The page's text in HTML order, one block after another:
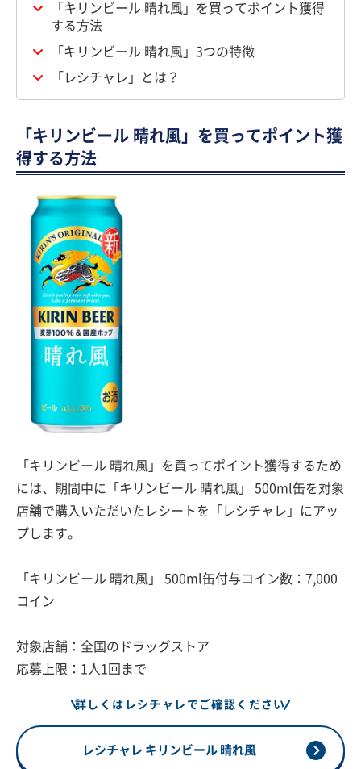
「キリンビール 晴れ風」を買ってポイント獲得
する方法
「キリンビール 晴れ風」3つの特徴
「レシチャレ」とは？
「キリンビール 晴れ風」を買ってポイント獲
得する方法
「キリンビール 晴れ風」を買ってポイント獲得するため
には、期間中に「キリンビール 晴れ風」 500ml缶を対象
店舗で購入いただいたレシートを「レシチャレ」にアッ
プします。
「キリンビール 晴れ風」 500ml缶付与コイン数：7,000
コイン
対象店舗：全国のドラッグストア
応募上限：1人1回まで
詳しくはレシチャレでご確認ください
レシチャレ キリンビール 晴れ風